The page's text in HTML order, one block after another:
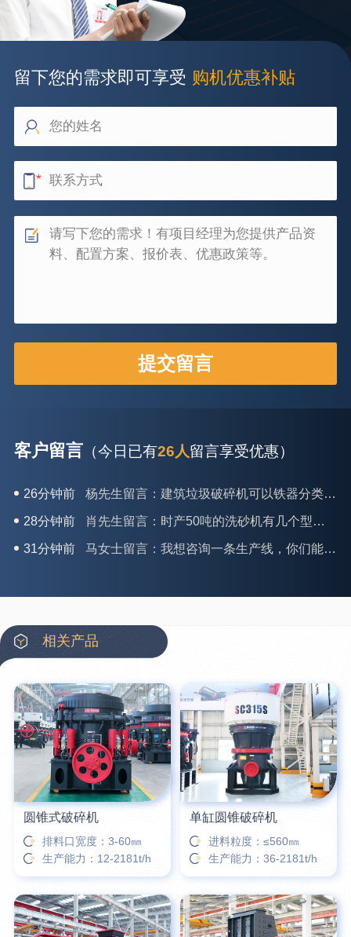
留下您的需求即可享受 购机优惠补贴
客户留言（今日已有26人留言享受优惠）
28分钟前 肖先生留言：时产50吨的洗砂机有几个型号？
31分钟前 马女士留言：我想咨询一条生产线，你们能做吗？
35分钟前 龚先生留言：处理河石、花岗岩的500*750颚破机什么价位？
3分钟前 王先生留言：水泥厂熟料能破碎吗？推荐用什么机器？
6分钟前 姚女士留言：这款破碎机一小时产能多大？是用电的还是燃油的？
12分钟前 宋先生留言：50吨左右的制砂机大概什么价位？
16分钟前 柳先生留言：洗石英砂全套设备有哪些？
26分钟前 杨先生留言：建筑垃圾破碎机可以铁器分类吗？
相关产品
圆锥式破碎机
排料口宽度：3-60㎜
生产能力：12-2181t/h
单缸圆锥破碎机
进料粒度：≤560㎜
生产能力：36-2181t/h